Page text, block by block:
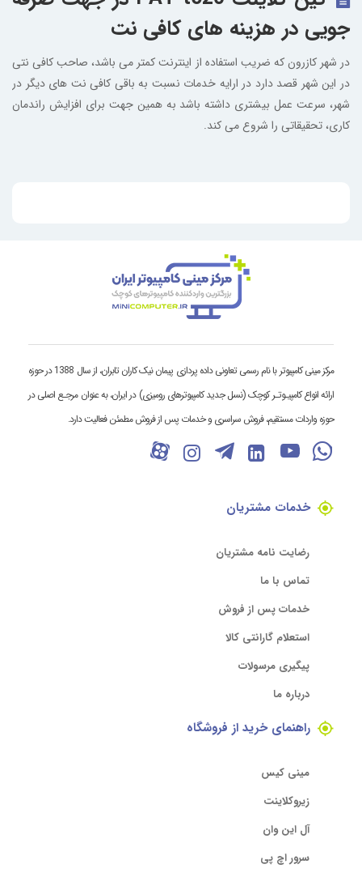
جویی در هزینه های کافی نت
در شهر کازرون که ضریب استفاده از اینترنت کمتر می باشد، صاحب کافی نتی
در این شهر قصد دارد در ارایه خدمات نسبت به باقی کافی نت های دیگر در
شهر، سرعت عمل بیشتری داشته باشد به همین جهت برای افزایش راندمان
کاری، تحقیقاتی را شروع می کند.
مرکز مینی کامپیوتر با نام رسمی تعاونی داده پردازی پیمان نیک کاران تابران، از سال 1388 در حوزه
ارائه انواع کامپیـوتـر کوچک (نسل جدید کامپیوترهای رومیزی) در ایران، به عنوان مرجـع اصلی در
حوزه واردات مستقیم، فروش سراسری و خدمات پس از فروش مطمئن فعالیت دارد.
خدمات مشتریان
رضایت نامه مشتریان
تماس با ما
خدمات پس از فروش
استعلام گارانتی کالا
پیگیری مرسولات
درباره ما
راهنمای خرید از فروشگاه
مینی کیس
زیروکلاینت
آل این وان
سرور اچ پی